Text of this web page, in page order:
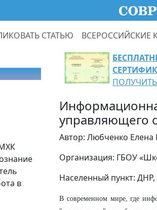
СТАТЬЮ ВСЕРОССИЙСКИЕ
в
ПОЛУЧИТЬ
управляющего
Автор: Любченко Елена
Организация: ГБОУ
Населенный пункт: ДНР,
В современном мире, где